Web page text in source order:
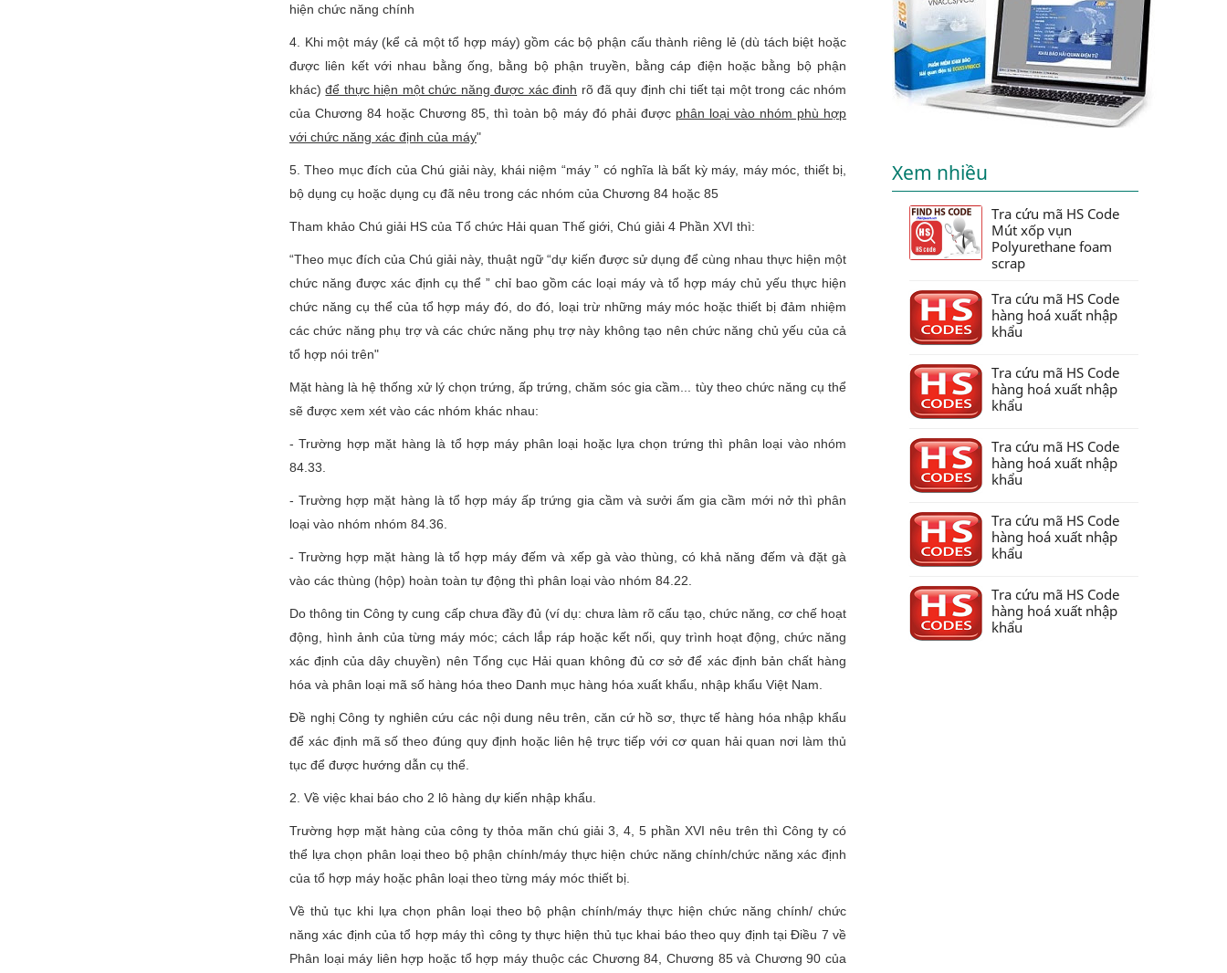
hiện chức năng chính
4. Khi một máy (kể cả một tổ hợp máy) gồm các bộ phận cấu thành riêng lẻ (dù tách biệt hoặc
được liên kết với nhau bằng ống, bằng bộ phận truyền, bằng cáp điện hoặc bằng bộ phận
khác)để thực hiện một chức năng được xác đinh rõ đã quy định chi tiết tại một trong các nhóm
của Chương 84 hoặc Chương 85, thì toàn bộ máy đó phải được phân loại vào nhóm phù hợp
với chức năng xác định của máy"
5. Theo mục đích của Chú giải này, khái niệm “máy ” có nghĩa là bất kỳ máy, máy móc, thiết bị,
bộ dụng cụ hoặc dụng cụ đã nêu trong các nhóm của Chương 84 hoặc 85
Tham khảo Chú giải HS của Tổ chức Hải quan Thế giới, Chú giải 4 Phần XVI thì:
“Theo mục đích của Chú giải này, thuật ngữ “dự kiến được sử dụng để cùng nhau thực hiện một
chức năng được xác định cụ thể ” chỉ bao gồm các loại máy và tổ hợp máy chủ yếu thực hiện
chức năng cụ thể của tổ hợp máy đó, do đó, loại trừ những máy móc hoặc thiết bị đảm nhiệm
các chức năng phụ trợ và các chức năng phụ trợ này không tạo nên chức năng chủ yếu của cả
tổ hợp nói trên"
Mặt hàng là hệ thống xử lý chọn trứng, ấp trứng, chăm sóc gia cầm... tùy theo chức năng cụ thể
sẽ được xem xét vào các nhóm khác nhau:
- Trường hợp mặt hàng là tổ hợp máy phân loại hoặc lựa chọn trứng thì phân loại vào nhóm
84.33.
- Trường hợp mặt hàng là tổ hợp máy ấp trứng gia cầm và sưởi ấm gia cầm mới nở thì phân
loại vào nhóm nhóm 84.36.
- Trường hợp mặt hàng là tổ hợp máy đếm và xếp gà vào thùng, có khả năng đếm và đặt gà
vào các thùng (hộp) hoàn toàn tự động thì phân loại vào nhóm 84.22.
Do thông tin Công ty cung cấp chưa đầy đủ (ví dụ: chưa làm rõ cấu tạo, chức năng, cơ chế hoạt
động, hình ảnh của từng máy móc; cách lắp ráp hoặc kết nối, quy trình hoạt động, chức năng
xác định của dây chuyền) nên Tổng cục Hải quan không đủ cơ sở để xác định bản chất hàng
hóa và phân loại mã số hàng hóa theo Danh mục hàng hóa xuất khẩu, nhập khẩu Việt Nam.
Đề nghị Công ty nghiên cứu các nội dung nêu trên, căn cứ hồ sơ, thực tế hàng hóa nhập khẩu
để xác định mã số theo đúng quy định hoặc liên hệ trực tiếp với cơ quan hải quan nơi làm thủ
tục để được hướng dẫn cụ thể.
2. Về việc khai báo cho 2 lô hàng dự kiến nhập khẩu.
Trường hợp mặt hàng của công ty thỏa mãn chú giải 3, 4, 5 phần XVI nêu trên thì Công ty có
thể lựa chọn phân loại theo bộ phận chính/máy thực hiện chức năng chính/chức năng xác định
của tổ hợp máy hoặc phân loại theo từng máy móc thiết bị.
Về thủ tục khi lựa chọn phân loại theo bộ phận chính/máy thực hiện chức năng chính/ chức
năng xác định của tổ hợp máy thì công ty thực hiện thủ tục khai báo theo quy định tại Điều 7 về
Phân loại máy liên hợp hoặc tổ hợp máy thuộc các Chương 84, Chương 85 và Chương 90 của
Xem nhiều
Tra cứu mã HS Code
Mút xốp vụn
Polyurethane foam
scrap
Tra cứu mã HS Code
hàng hoá xuất nhập
khẩu
Tra cứu mã HS Code
hàng hoá xuất nhập
khẩu
Tra cứu mã HS Code
hàng hoá xuất nhập
khẩu
Tra cứu mã HS Code
hàng hoá xuất nhập
khẩu
Tra cứu mã HS Code
hàng hoá xuất nhập
khẩu